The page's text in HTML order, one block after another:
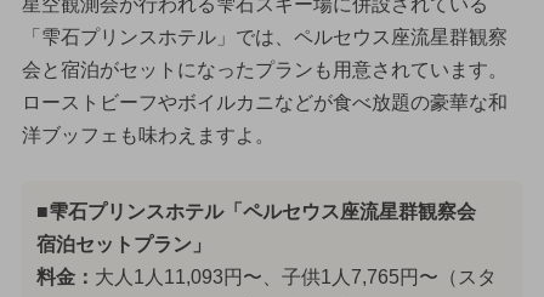
「雫石プリンスホテル」では、ペルセウス座流星群観察
会と宿泊がセットになったプランも用意されています。
ローストビーフやボイルカニなどが食べ放題の豪華な和
洋ブッフェも味わえますよ。
■雫石プリンスホテル「ペルセウス座流星群観察会
宿泊セットプラン」
料金： 大人1人11,093円〜、子供1人7,765円〜（スタ